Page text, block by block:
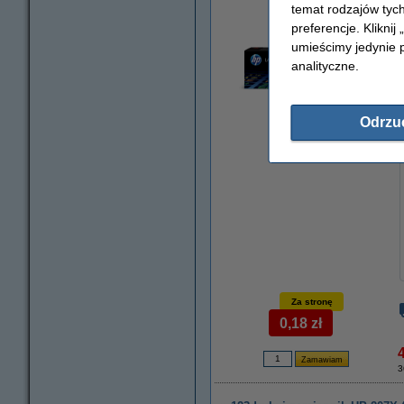
powiększ
Za stronę
0,18 zł
temat rodzajów
preferencje. Kliknij
umieścimy jedynie
analityczne.